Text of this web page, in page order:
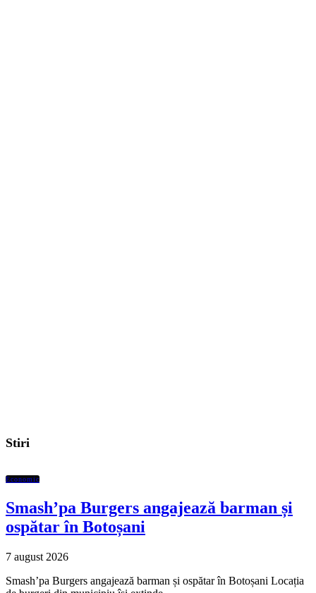
Stiri
Economic
Smash’pa Burgers angajează barman și
ospătar în Botoșani
7 august 2026
Smash’pa Burgers angajează barman și ospătar în Botoșani Locația